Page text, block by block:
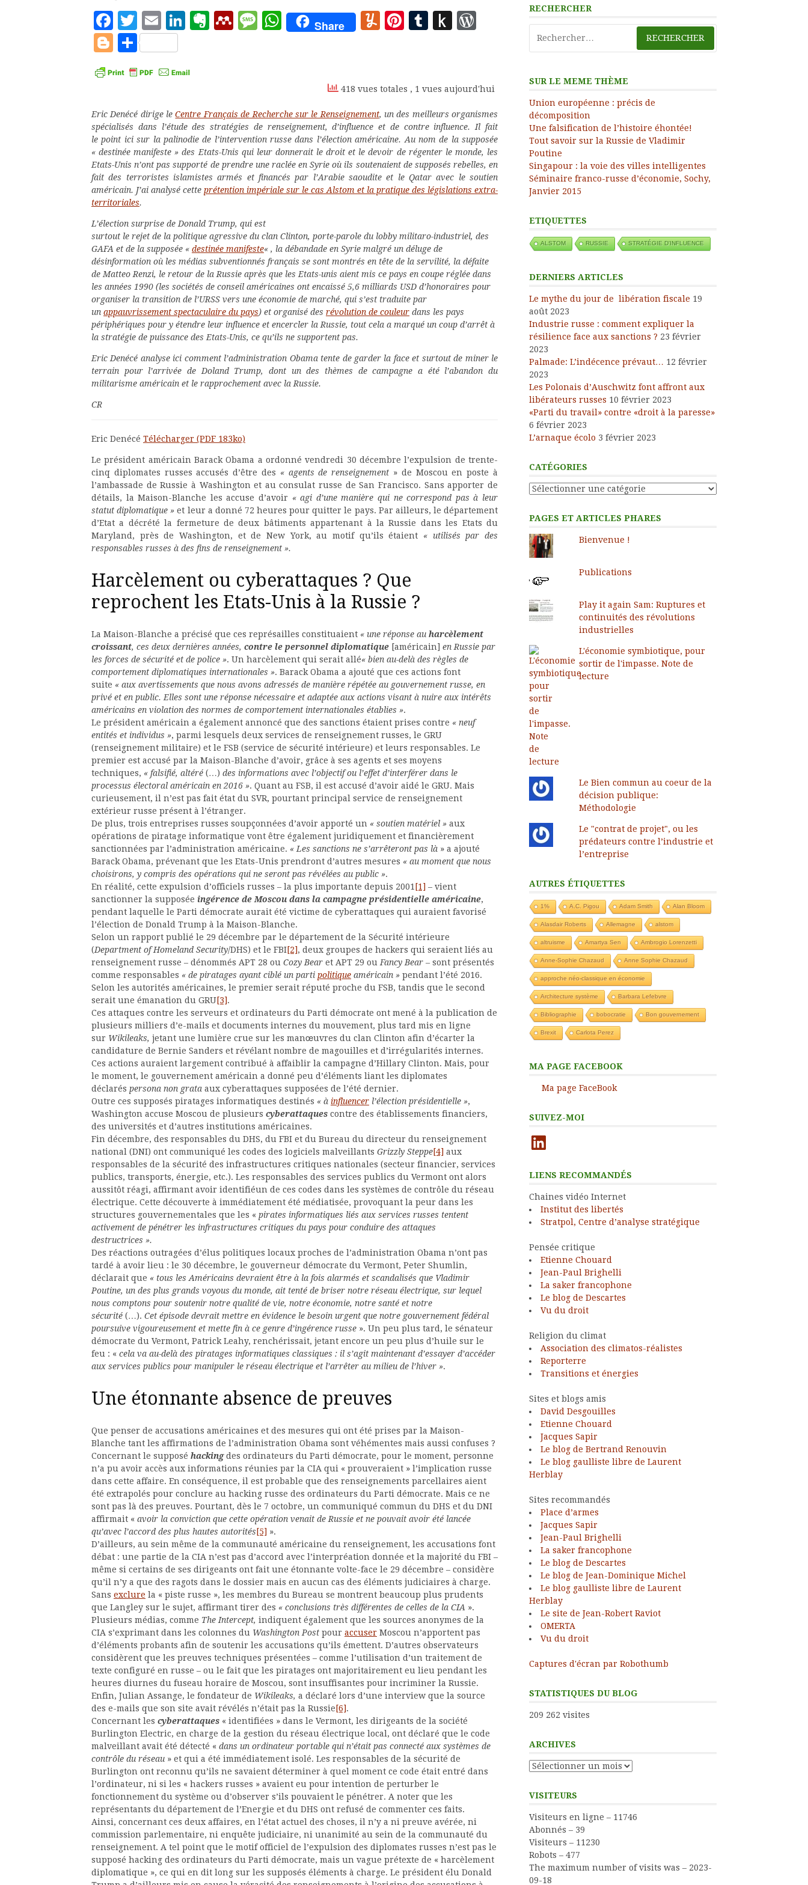
Facebook
Twitter
EmailLinkedIn
Evernote
Mendeley
Message
WhatsApp
Share Yummly
Pinterest
Tumblr
PushWordPress
Blogger
Partager
418 vues totales , 1 vues aujourd'hui
Eric Denécé dirige leCentre Français de Recherche sur le Renseignement, un des meilleurs organismes
spécialisés dans l’étude des stratégies de renseignement, d’influence et de contre influence. Il fait
le point ici sur la palinodie de l’intervention russe dans l’élection américaine. Au nom de la supposée
« destinée manifeste » des Etats-Unis qui leur donnerait le droit et le devoir de régenter le monde, les
Etats-Unis n’ont pas supporté de prendre une raclée en Syrie où ils soutenaient de supposés rebelles, en
fait des terroristes islamistes armés et financés par l’Arabie saoudite et le Qatar avec le soutien
américain. J’ai analysé cette prétention impériale sur le cas Alstom et la pratique des législations extra-
territoriales.
L’élection surprise de Donald Trump, qui est
surtout le rejet de la politique agressive du clan Clinton, porte-parole du lobby militaro-industriel, des
GAFA et de la supposée « destinée manifeste« , la débandade en Syrie malgré un déluge de
désinformation où les médias subventionnés français se sont montrés en tête de la servilité, la défaite
de Matteo Renzi, le retour de la Russie après que les Etats-unis aient mis ce pays en coupe réglée dans
les années 1990 (les sociétés de conseil américaines ont encaissé 5,6 milliards USD d’honoraires pour
organiser la transition de l’URSS vers une économie de marché, qui s’est traduite par
un appauvrissement spectaculaire du pays) et organisé des révolution de couleur dans les pays
périphériques pour y étendre leur influence et encercler la Russie, tout cela a marqué un coup d’arrêt à
la stratégie de puissance des Etats-Unis, ce qu’ils ne supportent pas.
Eric Denécé analyse ici comment l’administration Obama tente de garder la face et surtout de miner le
terrain pour l’arrivée de Doland Trump, dont un des thèmes de campagne a été l’abandon du
militarisme américain et le rapprochement avec la Russie.
CR
Eric Denécé Télécharger (PDF 183ko)
Le président américain Barack Obama a ordonné vendredi 30 décembre l’expulsion de trente-
cinq diplomates russes accusés d’être des « agents de renseignement » de Moscou en poste à
l’ambassade de Russie à Washington et au consulat russe de San Francisco. Sans apporter de
détails, la Maison-Blanche les accuse d’avoir «agi d’une manière qui ne correspond pas à leur
statut diplomatique » et leur a donné 72 heures pour quitter le pays. Par ailleurs, le département
d’Etat a décrété la fermeture de deux bâtiments appartenant à la Russie dans les Etats du
Maryland, près de Washington, et de New York, au motif qu’ils étaient « utilisés par des
responsables russes à des fins de renseignement ».
Harcèlement ou cyberattaques ? Que
reprochent les Etats-Unis à la Russie ?
La Maison-Blanche a précisé que ces représailles constituaient « une réponse au harcèlement
croissant, ces deux dernières années, contre le personnel diplomatique [américain] en Russie par
les forces de sécurité et de police ». Un harcèlement qui serait allé« bien au-delà des règles de
comportement diplomatiques internationales ». Barack Obama a ajouté que ces actions font
suite « aux avertissements que nous avons adressés de manière répétée au gouvernement russe, en
privé et en public. Elles sont une réponse nécessaire et adaptée aux actions visant à nuire aux intérêts
américains en violation des normes de comportement internationales établies ».
Le président américain a également annoncé que des sanctions étaient prises contre « neuf
entités et individus », parmi lesquels deux services de renseignement russes, le GRU
(renseignement militaire) et le FSB (service de sécurité intérieure) et leurs responsables. Le
premier est accusé par la Maison-Blanche d’avoir, grâce à ses agents et ses moyens
techniques, « falsifié, altéré (…) des informations avec l’objectif ou l’effet d’interférer dans le
processus électoral américain en 2016 ». Quant au FSB, il est accusé d’avoir aidé le GRU. Mais
curieusement, il n’est pas fait état du SVR, pourtant principal service de renseignement
extérieur russe présent à l’étranger.
De plus, trois entreprises russes soupçonnées d’avoir apporté un « soutien matériel » aux
opérations de piratage informatique vont être également juridiquement et financièrement
sanctionnées par l’administration américaine. « Les sanctions ne s’arrêteront pas là » a ajouté
Barack Obama, prévenant que les Etats-Unis prendront d’autres mesures « au moment que nous
choisirons, y compris des opérations qui ne seront pas révélées au public ».
En réalité, cette expulsion d’officiels russes – la plus importante depuis 2001 [1] – vient
sanctionner la supposée ingérence de Moscou dans la campagne présidentielle américaine,
pendant laquelle le Parti démocrate aurait été victime de cyberattaques qui auraient favorisé
l’élection de Donald Trump à la Maison-Blanche.
Selon un rapport publié le 29 décembre par le département de la Sécurité intérieure
(Department of Homeland Security/DHS) et le FBI[2], deux groupes de hackers qui seraient liés au
renseignement russe – dénommés APT 28 ou Cozy Bear et APT 29 ou Fancy Bear –sont présentés
comme responsables « de piratages ayant ciblé un parti politique américain » pendant l’été 2016.
Selon les autorités américaines, le premier serait réputé proche du FSB, tandis que le second
serait une émanation du GRU[3].
Ces attaques contre les serveurs et ordinateurs du Parti démocrate ont mené à la publication de
plusieurs milliers d’e-mails et documents internes du mouvement, plus tard mis en ligne
sur Wikileaks, jetant une lumière crue sur les manœuvres du clan Clinton afin d’écarter la
candidature de Bernie Sanders et révélant nombre de magouilles et d’irrégularités internes.
Ces actions auraient largement contribué à affaiblir la campagne d’Hillary Clinton. Mais, pour
le moment, le gouvernement américain a donné peu d’éléments liant les diplomates
déclarés persona non grata aux cyberattaques supposées de l’été dernier.
Outre ces supposés piratages informatiques destinés « à influencer l’élection présidentielle »,
Washington accuse Moscou de plusieurs cyberattaques contre des établissements financiers,
des universités et d’autres institutions américaines.
Fin décembre, des responsables du DHS, du FBI et du Bureau du directeur du renseignement
national (DNI) ont communiqué les codes des logiciels malveillants Grizzly Steppe[4] aux
responsables de la sécurité des infrastructures critiques nationales (secteur financier, services
publics, transports, énergie, etc.). Les responsables des services publics du Vermont ont alors
aussitôt réagi, affirmant avoir identifiéun de ces codes dans les systèmes de contrôle du réseau
électrique. Cette découverte à immédiatement été médiatisée, provoquant la peur dans les
structures gouvernementales que les « pirates informatiques liés aux services russes tentent
activement de pénétrer les infrastructures critiques du pays pour conduire des attaques
destructrices ».
Des réactions outragées d’élus politiques locaux proches de l’administration Obama n’ont pas
tardé à avoir lieu : le 30 décembre, le gouverneur démocrate du Vermont, Peter Shumlin,
déclarait que « tous les Américains devraient être à la fois alarmés et scandalisés que Vladimir
Poutine, un des plus grands voyous du monde, ait tenté de briser notre réseau électrique, sur lequel
nous comptons pour soutenir notre qualité de vie, notre économie, notre santé et notre
sécurité (…). Cet épisode devrait mettre en évidence le besoin urgent que notre gouvernement fédéral
poursuive vigoureusement et mette fin à ce genre d’ingérence russe ». Un peu plus tard, le sénateur
démocrate du Vermont, Patrick Leahy, renchérissait, jetant encore un peu plus d’huile sur le
feu : « cela va au-delà des piratages informatiques classiques : il s’agit maintenant d’essayer d’accéder
aux services publics pour manipuler le réseau électrique et l’arrêter au milieu de l’hiver ».
Une étonnante absence de preuves
Que penser de accusations américaines et des mesures qui ont été prises par la Maison-
Blanche tant les affirmations de l’administration Obama sont véhémentes mais aussi confuses ?
Concernant le supposé hackingdes ordinateurs du Parti démocrate, pour le moment, personne
n’a pu avoir accès aux informations réunies par la CIA qui « prouveraient » l’implication russe
dans cette affaire. En conséquence, il est probable que des renseignements parcellaires aient
été extrapolés pour conclure au hacking russe des ordinateurs du Parti démocrate. Mais ce ne
sont pas là des preuves. Pourtant, dès le 7 octobre, un communiqué commun du DHS et du DNI
affirmait « avoir la conviction que cette opération venait de Russie et ne pouvait avoir été lancée
qu’avec l’accord des plus hautes autorités[5] ».
D’ailleurs, au sein même de la communauté américaine du renseignement, les accusations font
débat : une partie de la CIA n’est pas d’accord avec l’interpréation donnée et la majorité du FBI –
même si certains de ses dirigeants ont fait une étonnante volte-face le 29 décembre – considère
qu’il n’y a que des ragots dans le dossier mais en aucun cas des éléments judiciaires à charge.
Sans exclure la « piste russe », les membres du Bureau se montrent beaucoup plus prudents
que Langley sur le sujet, affirmant tirer des « conclusions très différentes de celles de la CIA ».
Plusieurs médias, comme The Intercept, indiquent également que les sources anonymes de la
CIA s’exprimant dans les colonnes du Washington Post pour accuser Moscou n’apportent pas
d’éléments probants afin de soutenir les accusations qu’ils émettent. D’autres observateurs
considèrent que les preuves techniques présentées – comme l’utilisation d’un traitement de
texte configuré en russe – ou le fait que les piratages ont majoritairement eu lieu pendant les
heures diurnes du fuseau horaire de Moscou, sont insuffisantes pour incriminer la Russie.
Enfin, Julian Assange, le fondateur de Wikileaks, a déclaré lors d’une interview que la source
des e-mails que son site avait révélés n’était pas la Russie[6].
Concernant les cyberattaques « identifiées » dans le Vermont, les dirigeants de la société
Burlington Electric, en charge de la gestion du réseau électrique local, ont déclaré que le code
malveillant avait été détecté « dans un ordinateur portable qui n’était pas connecté aux systèmes de
contrôle du réseau » et qui a été immédiatement isolé. Les responsables de la sécurité de
Burlington ont reconnu qu’ils ne savaient déterminer à quel moment ce code était entré dans
l’ordinateur, ni si les « hackers russes » avaient eu pour intention de perturber le
fonctionnement du système ou d’observer s’ils pouvaient le pénétrer. A noter que les
représentants du département de l’Energie et du DHS ont refusé de commenter ces faits.
Ainsi, concernant ces deux affaires, en l’état actuel des choses, il n’y a ni preuve avérée, ni
commission parlementaire, ni enquête judiciaire, ni unanimité au sein de la communauté du
renseignement. A tel point que le motif officiel de l’expulsion des diplomates russes n’est pas le
supposé hacking des ordinateurs du Parti démocrate, mais un vague prétexte de « harcèlement
diplomatique », ce qui en dit long sur les supposés éléments à charge. Le président élu Donald
RECHERCHER
SUR LE MEME THÈME
Union européenne : précis de
décomposition
Une falsification de l’histoire éhontée!
Tout savoir sur la Russie de Vladimir
Poutine
Singapour : la voie des villes intelligentes
Séminaire franco-russe d’économie, Sochy,
Janvier 2015
ETIQUETTES
ALSTOM RUSSIE STRATÉGIE D'INFLUENCE
DERNIERS ARTICLES
Le mythe du jour de libération fiscale 19
août 2023
Industrie russe : comment expliquer la
résilience face aux sanctions ? 23 février
2023
Palmade: L’indécence prévaut… 12 février
2023
Les Polonais d’Auschwitz font affront aux
libérateurs russes 10 février 2023
«Parti du travail» contre «droit à la paresse»
6 février 2023
L’arnaque écolo 3 février 2023
CATÉGORIES
Catégories
PAGES ET ARTICLES PHARES
Bienvenue !
Publications
Play it again Sam: Ruptures et
continuités des révolutions
industrielles
L'économie symbiotique, pour
sortir de l'impasse. Note de
lecture
Le Bien commun au coeur de la
décision publique:
Méthodologie
Le "contrat de projet", ou les
prédateurs contre l’industrie et
l’entreprise
AUTRES ÉTIQUETTES
1% A.C. Pigou Adam Smith Alan Bloom
Alasdair Roberts Allemagne alstom
altruisme Amartya Sen Ambrogio Lorenzetti
Anne-Sophie Chazaud Anne Sophie Chazaud
approche néo-classique en économie
Architecture système Barbara Lefebvre
Bibliographie bobocratie Bon gouvernement
Brexit Carlota Perez
MA PAGE FACEBOOK
Ma page FaceBook
SUIVEZ-MOI
LinkedIn
LIENS RECOMMANDÉS
Chaines vidéo Internet
Institut des libertés
Stratpol, Centre d’analyse stratégique
Pensée critique
Etienne Chouard
Jean-Paul Brighelli
La saker francophone
Le blog de Descartes
Vu du droit
Religion du climat
Association des climatos-réalistes
Reporterre
Transitions et énergies
Sites et blogs amis
David Desgouilles
Etienne Chouard
Jacques Sapir
Le blog de Bertrand Renouvin
Le blog gaulliste libre de Laurent
Herblay
Sites recommandés
Place d’armes
Jacques Sapir
Jean-Paul Brighelli
La saker francophone
Le blog de Descartes
Le blog de Jean-Dominique Michel
Le blog gaulliste libre de Laurent
Herblay
Le site de Jean-Robert Raviot
OMERTA
Vu du droit
Captures d'écran par Robothumb
STATISTIQUES DU BLOG
209 262 visites
ARCHIVES
Archives
VISITEURS
Visiteurs en ligne – 11746
Abonnés – 39
Visiteurs – 11230
Robots – 477
The maximum number of visits was – 2023-
09-18